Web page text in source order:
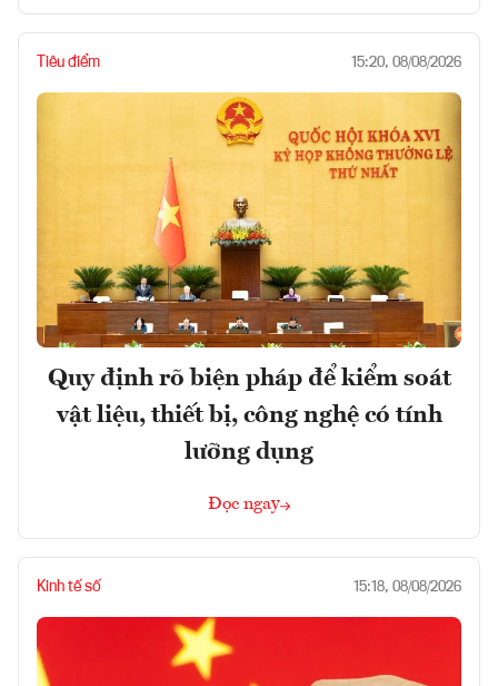
Tiêu điểm 15:20, 08/08/2026
Quy định rõ biện pháp để kiểm soát
vật liệu, thiết bị, công nghệ có tính
lưỡng dụng
Đọc ngay
Kinh tế số 15:18, 08/08/2026